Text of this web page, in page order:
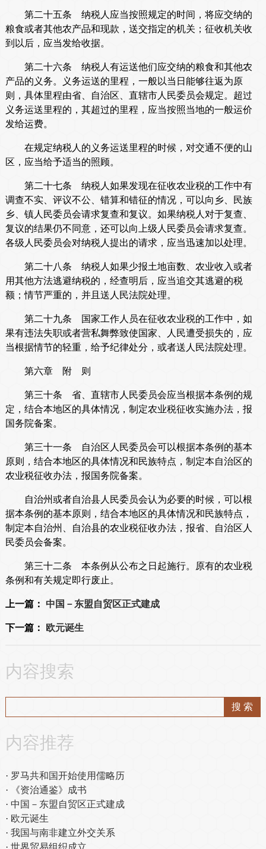
第二十五条 纳税人应当按照规定的时间，将应交纳的
粮食或者其他农产品和现款，送交指定的机关；征收机关收
到以后，应当发给收据。
第二十六条 纳税人有运送他们应交纳的粮食和其他农
产品的义务。义务运送的里程，一般以当日能够往返为原
则，具体里程由省、自治区、直辖市人民委员会规定。超过
义务运送里程的，其超过的里程，应当按照当地的一般运价
发给运费。
在规定纳税人的义务运送里程的时候，对交通不便的山
区，应当给予适当的照顾。
第二十七条 纳税人如果发现在征收农业税的工作中有
调查不实、评议不公、错算和错征的情况，可以向乡、民族
乡、镇人民委员会请求复查和复议。如果纳税人对于复查、
复议的结果仍不同意，还可以向上级人民委员会请求复查。
各级人民委员会对纳税人提出的请求，应当迅速加以处理。
第二十八条 纳税人如果少报土地亩数、农业收入或者
用其他方法逃避纳税的，经查明后，应当追交其逃避的税
额；情节严重的，并且送人民法院处理。
第二十九条 国家工作人员在征收农业税的工作中，如
果有违法失职或者营私舞弊致使国家、人民遭受损失的，应
当根据情节的轻重，给予纪律处分，或者送人民法院处理。
第六章 附 则
第三十条 省、直辖市人民委员会应当根据本条例的规
定，结合本地区的具体情况，制定农业税征收实施办法，报
国务院备案。
第三十一条 自治区人民委员会可以根据本条例的基本
原则，结合本地区的具体情况和民族特点，制定本自治区的
农业税征收办法，报国务院备案。
自治州或者自治县人民委员会认为必要的时候，可以根
据本条例的基本原则，结合本地区的具体情况和民族特点，
制定本自治州、自治县的农业税征收办法，报省、自治区人
民委员会备案。
第三十二条 本条例从公布之日起施行。原有的农业税
条例和有关规定即行废止。
上一篇： 中国－东盟自贸区正式建成
下一篇： 欧元诞生
内容搜索
内容推荐
罗马共和国开始使用儒略历
《资治通鉴》成书
中国－东盟自贸区正式建成
欧元诞生
我国与南非建立外交关系
世界贸易组织成立